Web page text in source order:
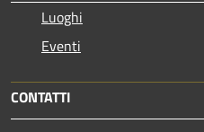
Luoghi
Eventi
CONTATTI